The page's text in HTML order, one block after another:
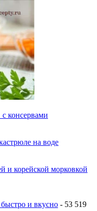
консервами
на воде
и корейской морковкой
и вкусно - 53 519